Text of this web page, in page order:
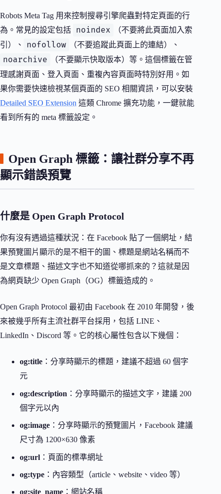
Robots Meta Tag 用來控制搜尋引擎爬蟲對特定頁面的行
為。常見的設定包括
noindex
（不要將此頁面加入索
引）、
nofollow （不要追蹤此頁面上的連結）、
noarchive
（不要顯示快取版本）等。這個標籤在管
理感謝頁面、登入頁面、重複內容頁面時特別好用。如
果你需要快速檢視某個頁面的 SEO 相關資訊，可以安裝
Detailed SEO Extension 這類 Chrome 擴充功能，一鍵就能
看到所有的 meta 標籤設定。
Open Graph 標籤：讓社群分享不再
顯示錯誤預覽
什麼是 Open Graph Protocol
你有沒有遇過這種狀況：在 Facebook 貼了一個網址，結
果預覽圖片顯示的是不相干的圖、標題是網站名稱而不
是文章標題、描述文字也不知道從哪抓來的？這就是因
為網頁缺少 Open Graph（OG）標籤造成的。
Open Graph Protocol 最初由 Facebook 在 2010 年開發，後
來被幾乎所有主流社群平台採用，包括 LINE、
LinkedIn、Discord 等。它的核心屬性包含以下幾個：
og:title ：分享時顯示的標題，建議不超過 60 個字
元
og:description ：分享時顯示的描述文字，建議 200
個字元以內
og:image ：分享時顯示的預覽圖片，Facebook 建議
尺寸為 1200×630 像素
og:url ：頁面的標準網址
og:type ：內容類型（article、website、video 等）
og:site_name ：網站名稱